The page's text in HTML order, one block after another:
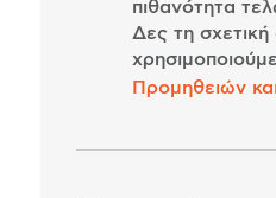
πιθανότητα
Δες τη
Προμηθειών